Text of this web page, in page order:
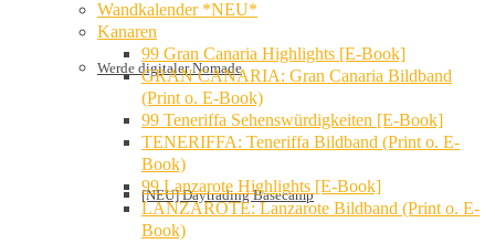
Werde digitaler Nomade
[NEU] Daytrading Basecamp
Wandkalender *NEU*
Kanaren
99 Gran Canaria Highlights [E-Book]
GRAN CANARIA: Gran Canaria Bildband
(Print o. E-Book)
99 Teneriffa Sehenswürdigkeiten [E-Book]
TENERIFFA: Teneriffa Bildband (Print o. E-
Book)
99 Lanzarote Highlights [E-Book]
LANZAROTE: Lanzarote Bildband (Print o. E-
Book)